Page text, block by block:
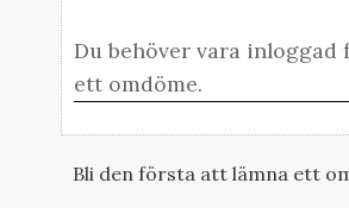
Bli den första att lämna ett